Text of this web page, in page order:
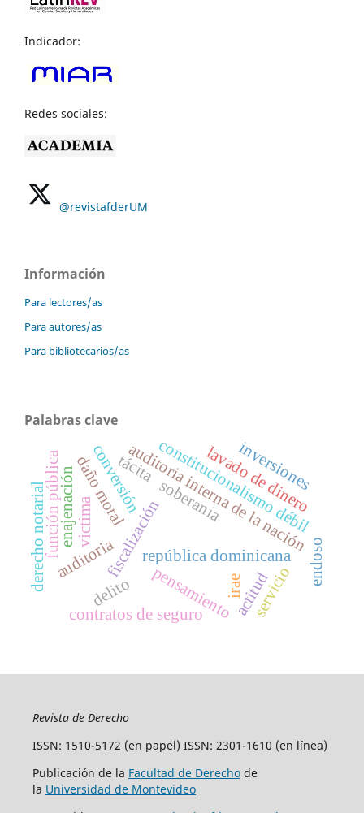
Indicador:
Redes sociales:
@revistafderUM
Información
Para lectores/as
Para autores/as
Para bibliotecarios/as
Palabras clave
constitucionalismo débil
república dominicana
fiscalización
auditoria
auditoria interna de la nación
soberanía
pensamientoactitud
lavado de dinero
delito
daño moral
función pública inversiones
irae
conversión
tácita
derecho notarialenajenación
servicio
endoso
contratos de seguro
victima
Revista de Derecho
ISSN: 1510-5172 (en papel) ISSN: 2301-1610 (en línea)
Publicación de la Facultad de Derechode
la Universidad de Montevideo